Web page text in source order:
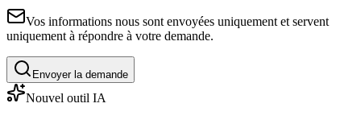
Vos informations nous sont envoyées uniquement et servent
uniquement à répondre à votre demande.
Envoyer la demande
Nouvel outil IA